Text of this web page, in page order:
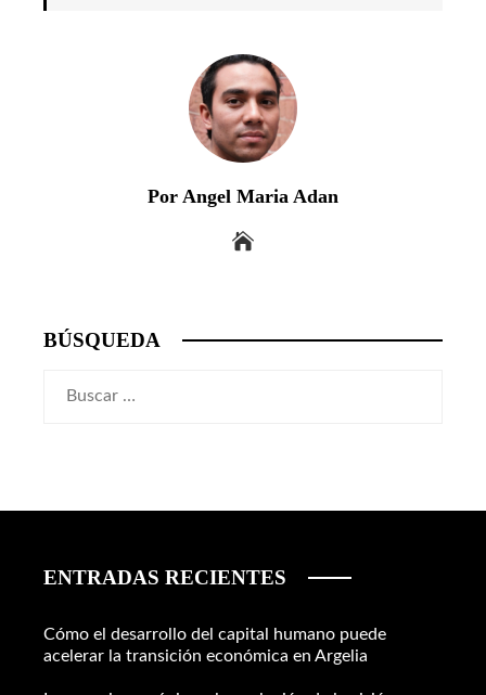
Por Angel Maria Adan
BÚSQUEDA
ENTRADAS RECIENTES
Cómo el desarrollo del capital humano puede
acelerar la transición económica en Argelia